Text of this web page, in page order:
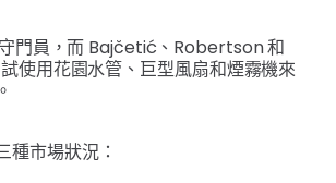
門員，而 Bajčetić、Robertson 和
使用花園水管、巨型風扇和煙霧機來
種市場狀況：